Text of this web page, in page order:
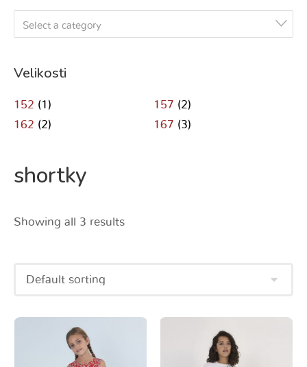
Select a category
Velikosti
152 (1) 157 (2)
162 (2) 167 (3)
shortky
Showing all 3 results